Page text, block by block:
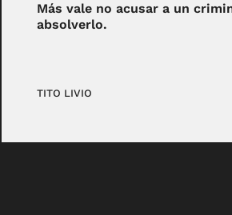
Más vale no acusar a un
absolverlo.
TITO LIVIO